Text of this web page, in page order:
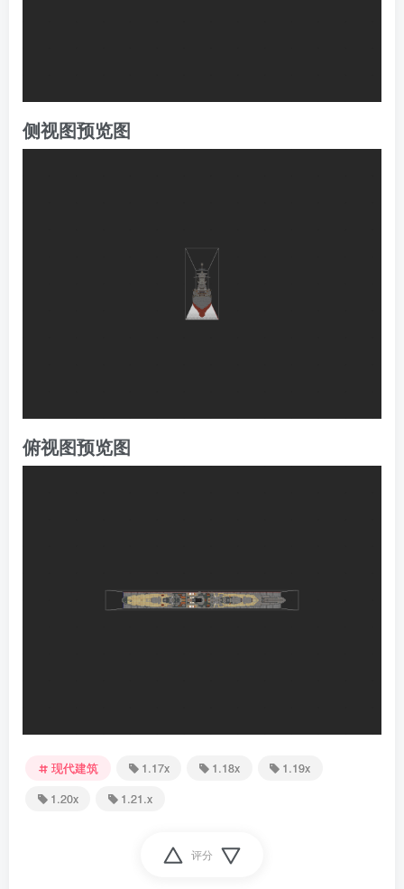
侧视图预览图
俯视图预览图
现代建筑 1.17x 1.18x
1.19x
1.20x
1.21.x
评分